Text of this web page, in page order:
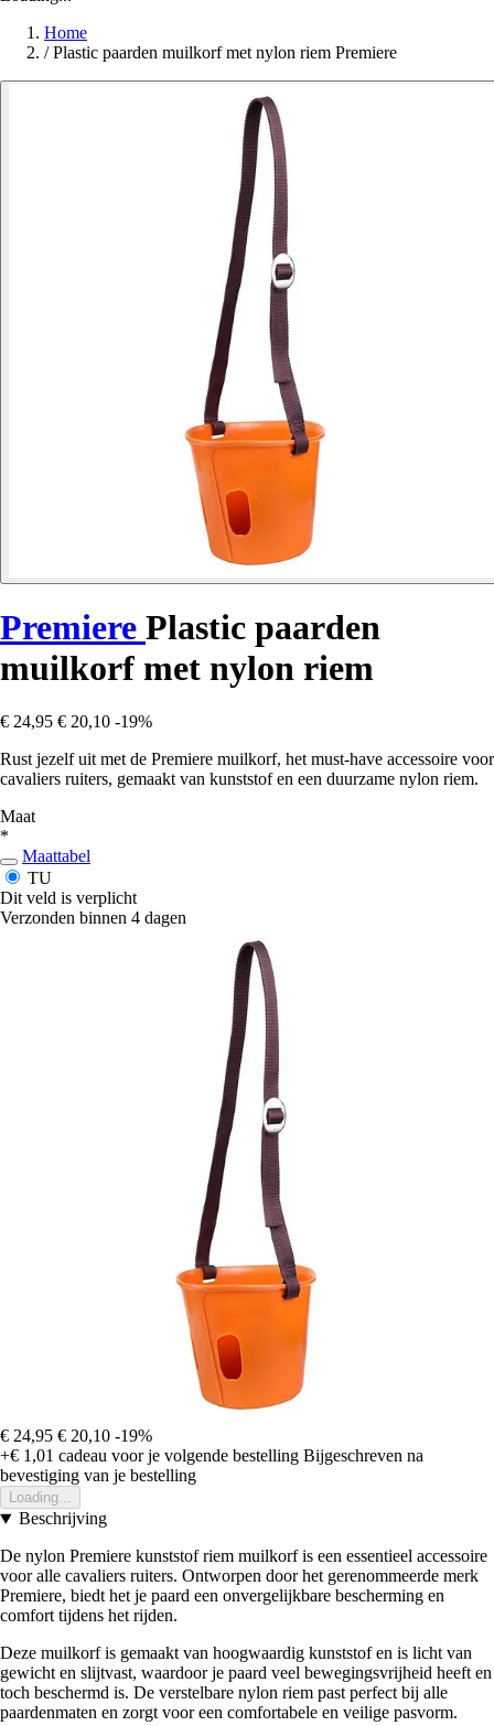
Home
/ Plastic paarden muilkorf met nylon riem Premiere
Premiere Plastic paarden
muilkorf met nylon riem
€ 24,95 € 20,10 -19%
Rust jezelf uit met de Premiere muilkorf, het must-have accessoire voor
cavaliers ruiters, gemaakt van kunststof en een duurzame nylon riem.
Maat
*
Maattabel
TU
Dit veld is verplicht
Verzonden binnen 4 dagen
€ 24,95 € 20,10 -19%
+€ 1,01 cadeau voor je volgende bestelling Bijgeschreven na
bevestiging van je bestelling
Loading...
Beschrijving
De nylon Premiere kunststof riem muilkorf is een essentieel accessoire
voor alle cavaliers ruiters. Ontworpen door het gerenommeerde merk
Premiere, biedt het je paard een onvergelijkbare bescherming en
comfort tijdens het rijden.
Deze muilkorf is gemaakt van hoogwaardig kunststof en is licht van
gewicht en slijtvast, waardoor je paard veel bewegingsvrijheid heeft en
toch beschermd is. De verstelbare nylon riem past perfect bij alle
paardenmaten en zorgt voor een comfortabele en veilige pasvorm.